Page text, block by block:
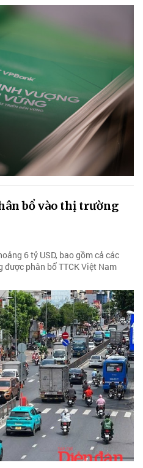
bổ vào thị trường
6 tỷ USD, bao gồm cả các
phân bổ TTCK Việt Nam